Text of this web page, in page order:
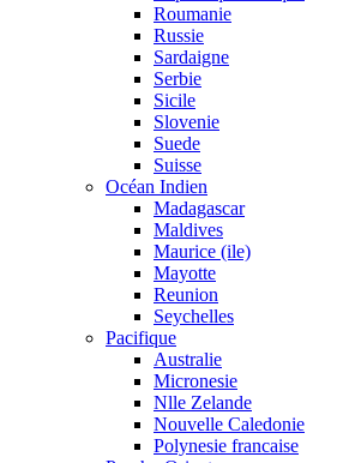
Roumanie
Russie
Sardaigne
Serbie
Sicile
Slovenie
Suede
Suisse
Océan Indien
Madagascar
Maldives
Maurice (ile)
Mayotte
Reunion
Seychelles
Pacifique
Australie
Micronesie
Nlle Zelande
Nouvelle Caledonie
Polynesie francaise